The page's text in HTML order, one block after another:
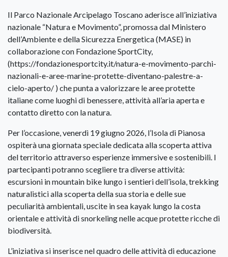
Il Parco Nazionale Arcipelago Toscano aderisce all’iniziativa
nazionale “Natura e Movimento”, promossa dal Ministero
dell’Ambiente e della Sicurezza Energetica (MASE) in
collaborazione con Fondazione SportCity,
(https://fondazionesportcity.it/natura-e-movimento-parchi-
nazionali-e-aree-marine-protette-diventano-palestre-a-
cielo-aperto/ ) che punta a valorizzare le aree protette
italiane come luoghi di benessere, attività all’aria aperta e
contatto diretto con la natura.
Per l’occasione, venerdì 19 giugno 2026, l’Isola di Pianosa
ospiterà una giornata speciale dedicata alla scoperta attiva
del territorio attraverso esperienze immersive e sostenibili. I
partecipanti potranno scegliere tra diverse attività:
escursioni in mountain bike lungo i sentieri dell’isola, trekking
naturalistici alla scoperta della sua storia e delle sue
peculiarità ambientali, uscite in sea kayak lungo la costa
orientale e attività di snorkeling nelle acque protette ricche di
biodiversità.
L’iniziativa si inserisce nel quadro delle attività di educazione